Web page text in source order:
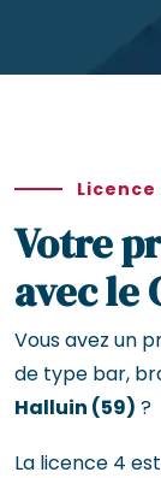
Votre
avec le
Vous avez un
de type bar,
Halluin (59) ?
La licence 4